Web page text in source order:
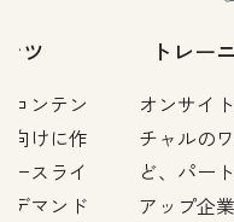
ツ
コンテン
向けに作
ースライ
デマンド
トレー
オンサイ
チャルの
ど、パー
アップ企